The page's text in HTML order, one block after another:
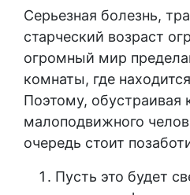
Серьезная болезнь,
старческий возраст
огромный мир
комнаты, где
Поэтому, обустраивая
малоподвижного
очередь стоит
Пусть это будет